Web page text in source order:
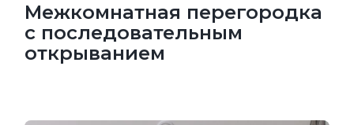
Межкомнатная перегородка
с последовательным
открыванием